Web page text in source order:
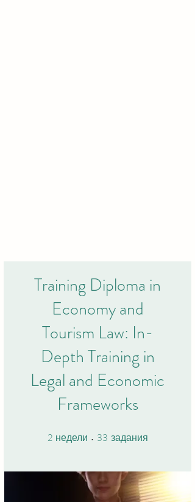
Training Diploma in
Economy and
Tourism Law: In-
Depth Training in
Legal and Economic
Frameworks
2 недели 2 недели
33 задания